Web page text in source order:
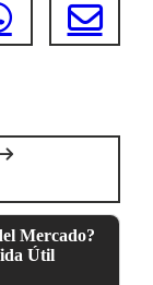
Mercado?
Útil